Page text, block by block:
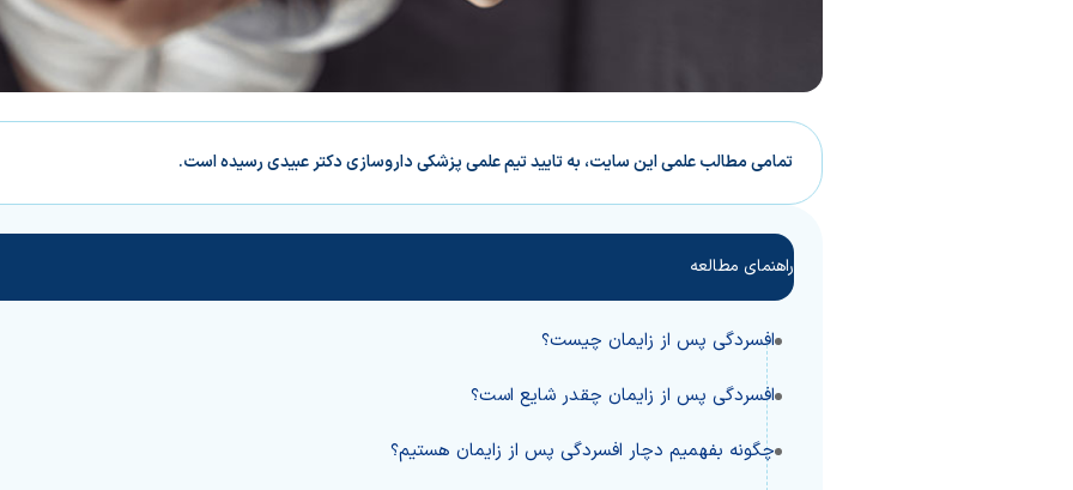
تمامی مطالب علمی این سایت، به تایید تیم علمی پزشکی داروسازی دکتر عبیدی رسیده است.
راهنمای مطالعه
افسردگی پس از زایمان چیست؟
افسردگی پس از زایمان چقدر شایع است؟
چگونه بفهمیم دچار افسردگی پس از زایمان هستیم؟